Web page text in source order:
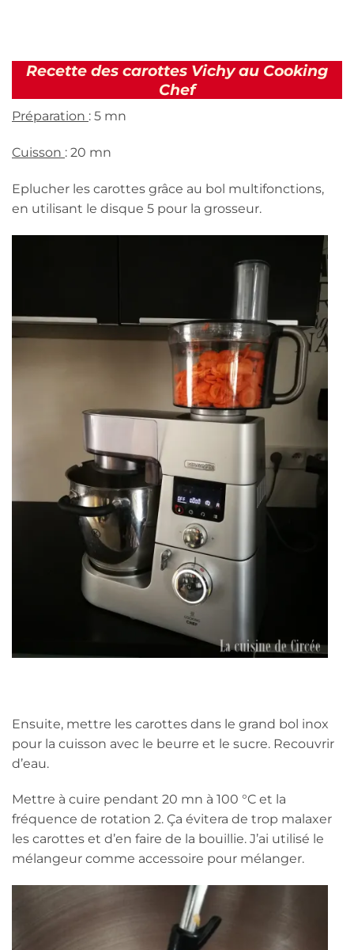
Recette des carottes Vichy au Cooking
Chef
Préparation : 5 mn
Cuisson : 20 mn
Eplucher les carottes grâce au bol multifonctions,
en utilisant le disque 5 pour la grosseur.
Ensuite, mettre les carottes dans le grand bol inox
pour la cuisson avec le beurre et le sucre. Recouvrir
d’eau.
Mettre à cuire pendant 20 mn à 100 °C et la
fréquence de rotation 2. Ça évitera de trop malaxer
les carottes et d’en faire de la bouillie. J’ai utilisé le
mélangeur comme accessoire pour mélanger.